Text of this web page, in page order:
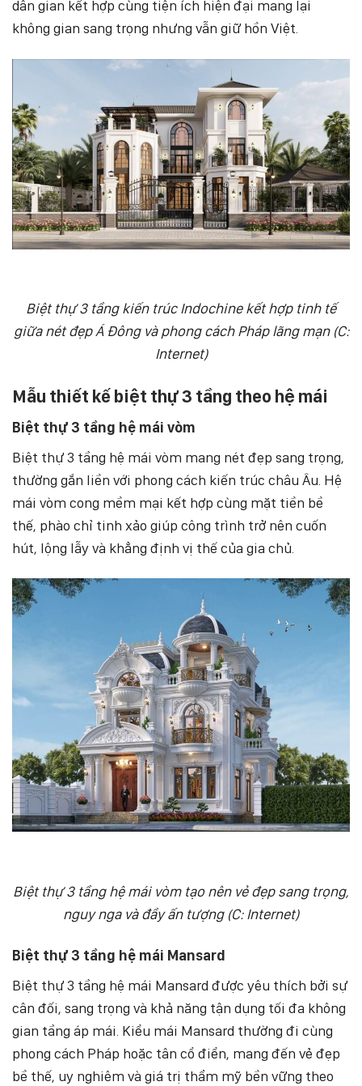
dân gian kết hợp cùng tiện ích hiện đại mang lại
không gian sang trọng nhưng vẫn giữ hồn Việt.
Biệt thự 3 tầng kiến trúc Indochine kết hợp tinh tế
giữa nét đẹp Á Đông và phong cách Pháp lãng mạn (C:
Internet)
Mẫu thiết kế biệt thự 3 tầng theo hệ mái
Biệt thự 3 tầng hệ mái vòm
Biệt thự 3 tầng hệ mái vòm mang nét đẹp sang trọng,
thường gắn liền với phong cách kiến trúc châu Âu. Hệ
mái vòm cong mềm mại kết hợp cùng mặt tiền bề
thế, phào chỉ tinh xảo giúp công trình trở nên cuốn
hút, lộng lẫy và khẳng định vị thế của gia chủ.
Biệt thự 3 tầng hệ mái vòm tạo nên vẻ đẹp sang trọng,
nguy nga và đầy ấn tượng (C: Internet)
Biệt thự 3 tầng hệ mái Mansard
Biệt thự 3 tầng hệ mái Mansard được yêu thích bởi sự
cân đối, sang trọng và khả năng tận dụng tối đa không
gian tầng áp mái. Kiểu mái Mansard thường đi cùng
phong cách Pháp hoặc tân cổ điển, mang đến vẻ đẹp
bề thế, uy nghiêm và giá trị thẩm mỹ bền vững theo